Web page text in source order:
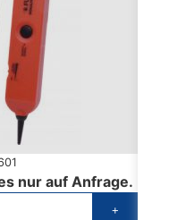
nur auf Anfrage.
+